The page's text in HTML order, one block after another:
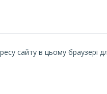
сайту в цьому браузері